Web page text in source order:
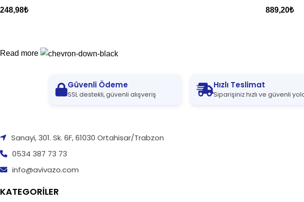
248,98₺ 889,20₺
Read more
Güvenli Ödeme
SSL destekli, güvenli alışveriş
Hızlı Teslimat
Siparişiniz hızlı ve güvenli
Sanayi, 301. Sk. 6F, 61030 Ortahisar/Trabzon
0534 387 73 73
info@avivazo.com
KATEGORİLER